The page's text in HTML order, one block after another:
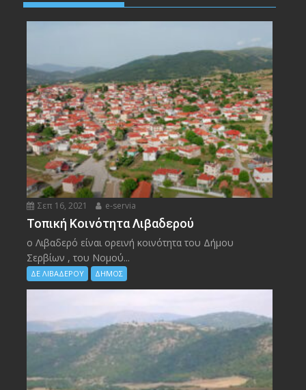
Σεπ 16, 2021 e-servia
Τοπική Κοινότητα Λιβαδερού
ο Λιβαδερό είναι ορεινή κοινότητα του Δήμου
Σερβίων , του Νομού...
ΔΕ ΛΙΒΑΔΕΡΟΥ ΔΗΜΟΣ